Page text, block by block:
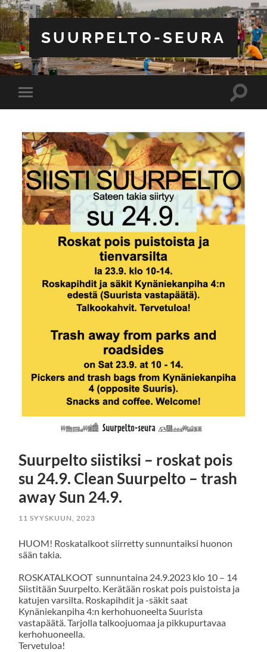
SUURPELTO-SEURA
Toggle
mobile
Toggle
Suurpelto siistiksi – roskat pois
su 24.9. Clean Suurpelto – trash
away Sun 24.9.
11 SYYSKUUN, 2023
HUOM! Roskatalkoot siirretty sunnuntaiksi huonon
sään takia.
ROSKATALKOOT sunnuntaina 24.9.2023 klo 10 – 14
Siistitään Suurpelto. Kerätään roskat pois puistoista ja
katujen varsilta. Roskapihdit ja -säkit saat
Kynäniekanpiha 4:n kerhohuoneelta Suurista
vastapäätä. Tarjolla talkoojuomaa ja pikkupurtavaa
kerhohuoneella.
Tervetuloa!